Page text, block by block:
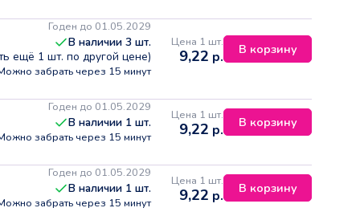
Годен до 01.05.2029
В наличии 3 шт.
ещё 1 шт. по другой цене)
забрать через 15 минут
Цена 1 шт.
9,22 р. В корзину
Годен до 01.05.2029
В наличии 1 шт.
забрать через 15 минут
Цена 1 шт.
9,22 р. В корзину
Годен до 01.05.2029
В наличии 1 шт.
забрать через 15 минут
Цена 1 шт.
9,22 р. В корзину